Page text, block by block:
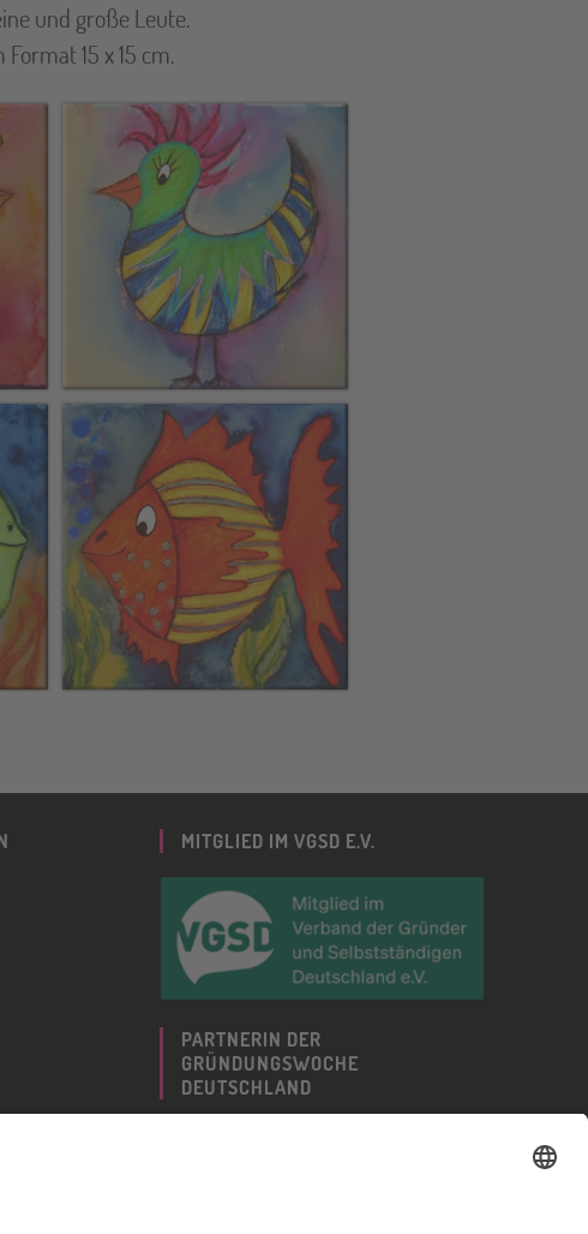
und große Leute.
15 x 15 cm.
MITGLIED IM VGSD E.V.
PARTNERIN DER
GRÜNDUNGSWOCHE
DEUTSCHLAND